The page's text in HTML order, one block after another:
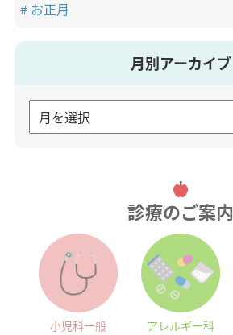
お正月
月別アーカイブ
診療のご案内
小児科一般 アレルギー科